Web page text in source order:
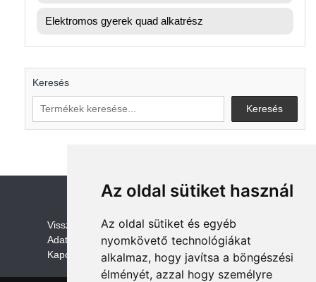
Az oldal sütiket használ
Az oldal sütiket és egyéb
nyomkövető technológiákat
alkalmaz, hogy javítsa a böngészési
élményét, azzal hogy személyre
Elektromos gyerek quad alkatrész
Keresés
Keresés
Visszaküldési és visszatérítési szabályzat
Adatvédelem /GDPR
Kapcsolat